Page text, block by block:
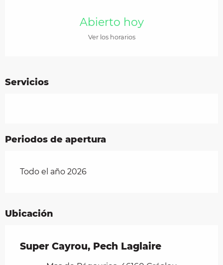
Abierto hoy
Ver los horarios
Servicios
Periodos de apertura
Todo el año 2026
Ubicación
Super Cayrou, Pech Laglaire